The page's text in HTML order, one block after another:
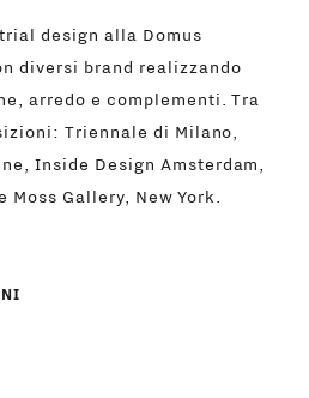
design alla Domus
diversi brand realizzando
arredo e complementi. Tra
Triennale di Milano,
Inside Design Amsterdam,
Moss Gallery, New York.